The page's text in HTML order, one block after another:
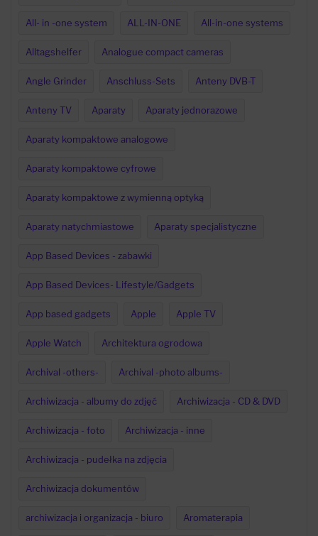
All- in -one system ALL-IN-ONE All-in-one systems
Alltagshelfer Analogue compact cameras
Angle Grinder Anschluss-Sets Anteny DVB-T
Anteny TV Aparaty Aparaty jednorazowe
Aparaty kompaktowe analogowe
Aparaty kompaktowe cyfrowe
Aparaty kompaktowe z wymienną optyką
Aparaty natychmiastowe Aparaty specjalistyczne
App Based Devices - zabawki
App Based Devices- Lifestyle/Gadgets
App based gadgets Apple Apple TV
Apple Watch Architektura ogrodowa
Archival -others- Archival -photo albums-
Archiwizacja - albumy do zdjęć Archiwizacja - CD & DVD
Archiwizacja - foto Archiwizacja - inne
Archiwizacja - pudełka na zdjęcia
Archiwizacja dokumentów
archiwizacja i organizacja - biuro Aromaterapia